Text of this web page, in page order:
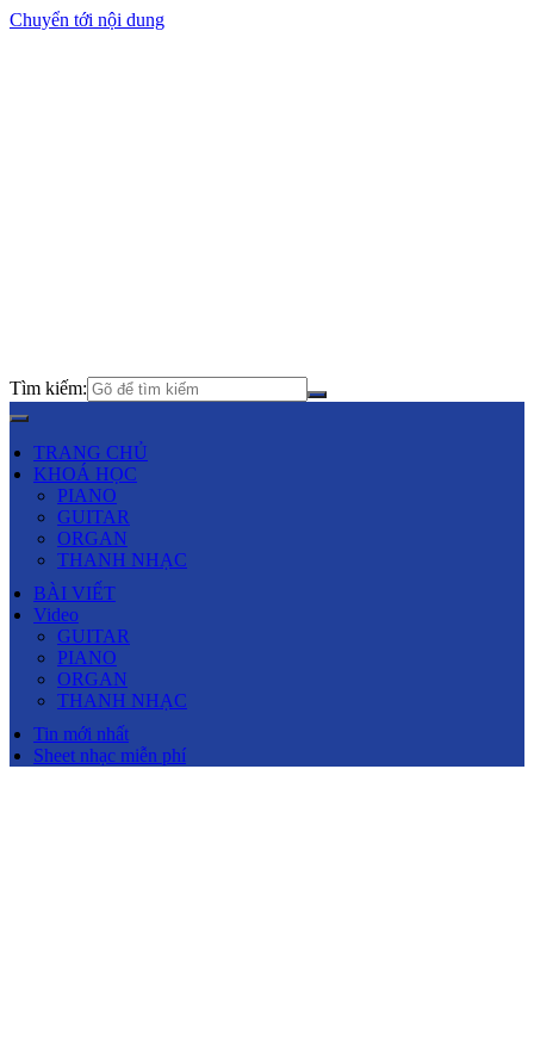
Chuyển tới nội dung
Tìm kiếm:
TRANG CHỦ
KHOÁ HỌC
PIANO
GUITAR
ORGAN
THANH NHẠC
BÀI VIẾT
Video
GUITAR
PIANO
ORGAN
THANH NHẠC
Tin mới nhất
Sheet nhạc miễn phí